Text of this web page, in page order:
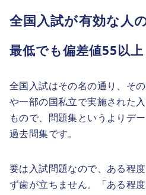
全国入試が有効な人
最低でも偏差値55以上
全国入試はその名の通り、そ
や一部の国私立で実施された
もので、問題集というよりデ
過去問集です。
要は入試問題なので、ある程
ず歯が立ちません。「ある程